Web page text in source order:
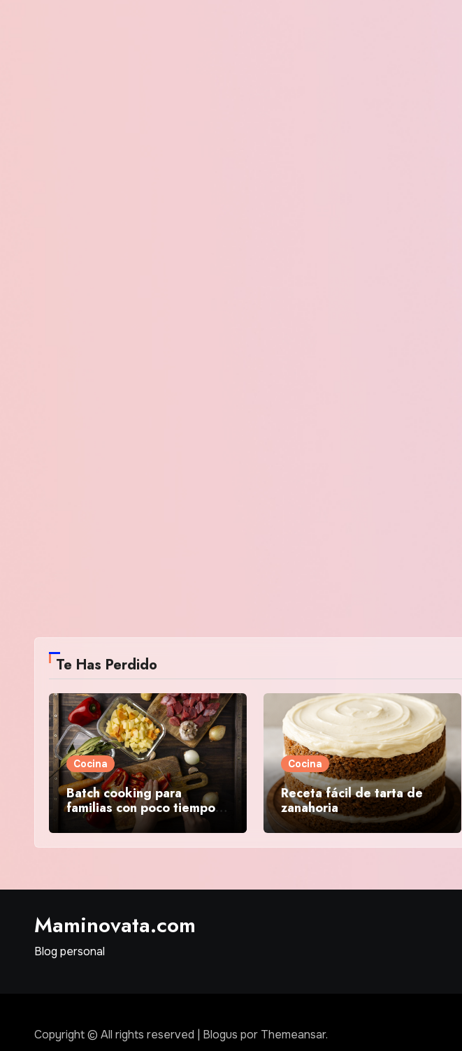
Te Has Perdido
Cocina
Batch cooking para
familias con poco tiempo:
guía completa paso a paso
Cocina
Receta fácil de tarta de
zanahoria
Maminovata.com
Blog personal
Copyright © All rights reserved Blogus por Themeansar.